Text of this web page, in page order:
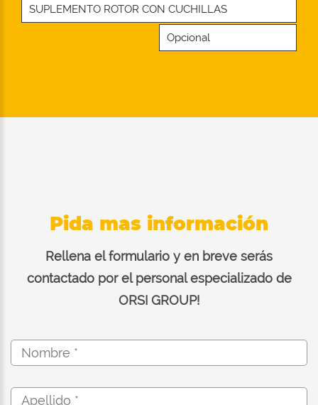
SUPLEMENTO ROTOR CON CUCHILLAS
Opcional
Pida mas información
Rellena el formulario y en breve serás
contactado por el personal especializado de
ORSI GROUP!